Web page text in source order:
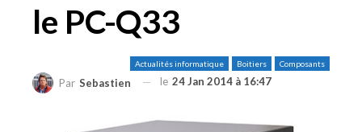
le PC-Q33
Actualités informatique Boitiers Composants
Par Sebastien le 24 Jan 2014 à 16:47